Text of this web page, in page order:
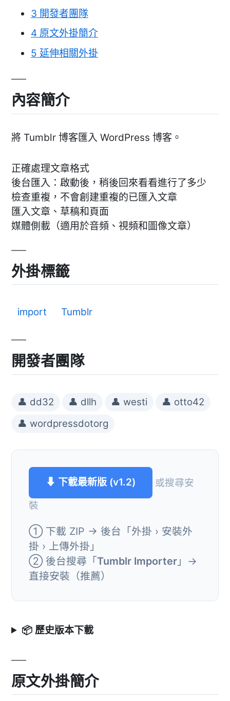
3 開發者團隊
4 原文外掛簡介
5 延伸相關外掛
內容簡介
將 Tumblr 博客匯入 WordPress 博客。
正確處理文章格式
後台匯入：啟動後，稍後回來看看進行了多少
檢查重複，不會創建重複的已匯入文章
匯入文章、草稿和頁面
媒體側載（適用於音頻、視頻和圖像文章）
外掛標籤
import Tumblr
開發者團隊
👤 dd32 👤 dllh 👤 westi
👤 otto42
👤 wordpressdotorg
⬇ 下載最新版 (v1.2)
或搜尋安
裝
① 下載 ZIP → 後台「外掛 › 安裝外
掛 › 上傳外掛」
② 後台搜尋「Tumblr Importer 」→
直接安裝（推薦）
📦 歷史版本下載
原文外掛簡介